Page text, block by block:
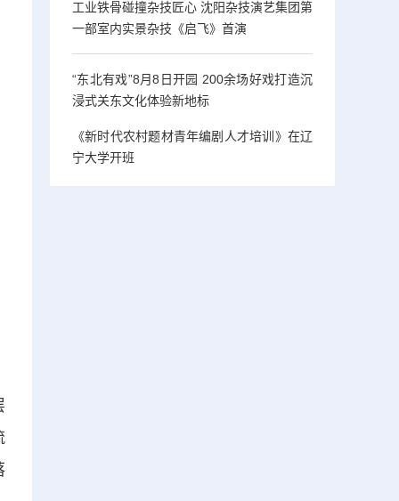
工业铁骨碰撞杂技匠心 沈阳杂技演艺集团第
一部室内实景杂技《启飞》首演
“东北有戏”8月8日开园 200余场好戏打造沉
浸式关东文化体验新地标
《新时代农村题材青年编剧人才培训》在辽
宁大学开班